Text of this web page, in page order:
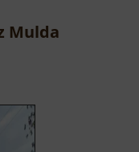
Mulda